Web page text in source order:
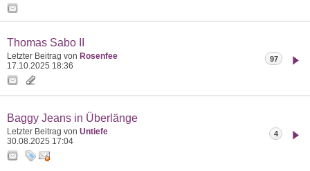
Thomas Sabo II
Letzter Beitrag von Rosenfee
17.10.2025 18:36
97
Baggy Jeans in Überlänge
Letzter Beitrag von Untiefe
30.08.2025 17:04
4